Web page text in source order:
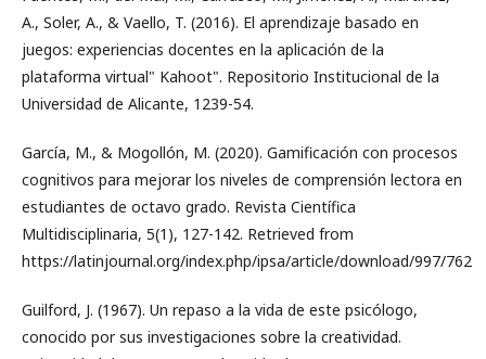
A., Soler, A., & Vaello, T. (2016). El aprendizaje basado en
juegos: experiencias docentes en la aplicación de la
plataforma virtual" Kahoot". Repositorio Institucional de la
Universidad de Alicante, 1239-54.
García, M., & Mogollón, M. (2020). Gamificación con procesos
cognitivos para mejorar los niveles de comprensión lectora en
estudiantes de octavo grado. Revista Científica
Multidisciplinaria, 5(1), 127-142. Retrieved from
https://latinjournal.org/index.php/ipsa/article/download/997/762
Guilford, J. (1967). Un repaso a la vida de este psicólogo,
conocido por sus investigaciones sobre la creatividad.